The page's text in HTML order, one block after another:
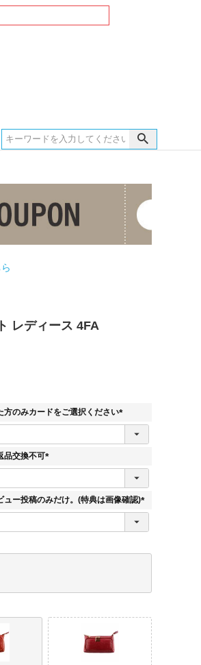
レディース 4FA
方のみカードをご選択ください
(
品交換不可
(
須
ー投稿のみだけ。(特典は画像確認)
(
)